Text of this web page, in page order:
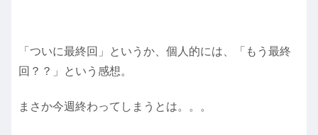
「ついに最終回」というか、個人的には、「もう最終
回？？」という感想。
まさか今週終わってしまうとは。。。